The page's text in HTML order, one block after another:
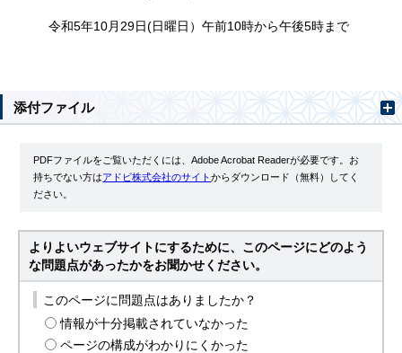
令和5年10月29日(日曜日）午前10時から午後5時まで
添付ファイル
PDFファイルをご覧いただくには、Adobe Acrobat Readerが必要です。お
持ちでない方はアドビ株式会社のサイトからダウンロード（無料）してく
ださい。
よりよいウェブサイトにするために、このページにどのよう
な問題点があったかをお聞かせください。
このページに問題点はありましたか？
情報が十分掲載されていなかった
ページの構成がわかりにくかった